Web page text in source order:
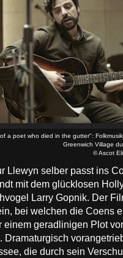
a poet who died in the gutter":
Greenwich Village
© Ascot
Llewyn selber passt ins
mit dem glücklosen
Larry Gopnik. Der
bei welchen die Coens
einem geradlinigen Plot
Dramaturgisch
die durch sein